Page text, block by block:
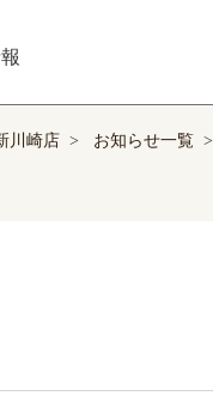
川崎店 > お知らせ一覧 >